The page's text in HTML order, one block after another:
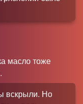
масло тоже
вскрыли. Но